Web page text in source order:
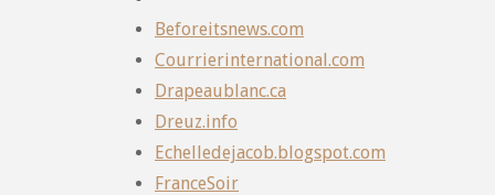
Beforeitsnews.com
Courrierinternational.com
Drapeaublanc.ca
Dreuz.info
Echelledejacob.blogspot.com
FranceSoir